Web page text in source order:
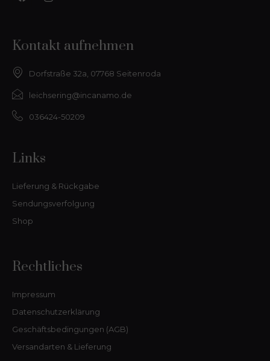
Kontakt aufnehmen
Dorfstraße 32a, 07768 Seitenroda
leichsering@incanamo.de
036424-50209
Links
Lieferung & Rückgabe
Sendungsverfolgung
Shop
Rechtliches
Impressum
Datenschutzerklärung
Geschäftsbedingungen (AGB)
Versandarten & Lieferung